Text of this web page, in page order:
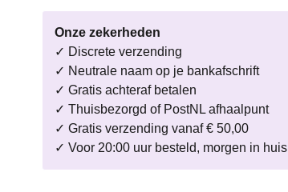
Onze zekerheden
✓ Discrete verzending
✓ Neutrale naam op je bankafschrift
✓ Gratis achteraf betalen
✓ Thuisbezorgd of PostNL afhaalpunt
✓ Gratis verzending vanaf € 50,00
✓ Voor 20:00 uur besteld, morgen in huis